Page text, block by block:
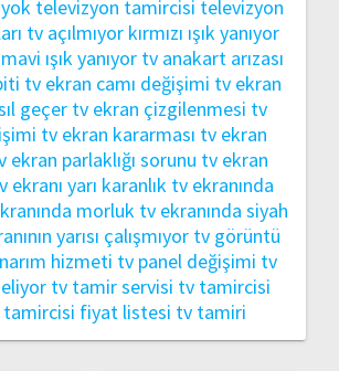
televizyon tamircisi televizyon
tv açılmıyor kırmızı ışık yanıyor
ışık yanıyor tv anakart arızası
tv ekran camı değişimi tv ekran
geçer tv ekran çizgilenmesi tv
tv ekran kararması tv ekran
ekran parlaklığı sorunu tv ekran
ekranı yarı karanlık tv ekranında
morluk tv ekranında siyah
yarısı çalışmıyor tv görüntü
hizmeti tv panel değişimi tv
tv tamir servisi tv tamircisi
fiyat listesi tv tamiri